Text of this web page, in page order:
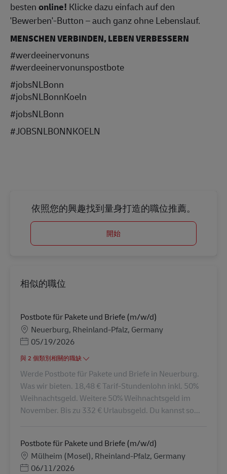
bestenonline! Klicke dazu einfach auf den
'Bewerben'-Button – auch ganz ohne Lebenslauf.
MENSCHEN VERBINDEN, LEBEN VERBESSERN
#werdeeinervonuns
#werdeeinervonunspostbote
#jobsNLBonn
#jobsNLBonnKoeln
#jobsNLBonn
#JOBSNLBONNKOELN
依照您的興趣找到量身打造的職位推薦。
開始
相似的職位
Postbote für Pakete und Briefe (m/w/d)
地點Neuerburg, Rheinland-Pfalz, Germany
Posted Date
05/19/2026
與 2 個類別相關的職缺
Werde Postbote für Pakete und Briefe in Neuerburg.
Was wir bieten. 18,48 € Tarif-Stundenlohn inkl. 50%
Weihnachtsgeld. Weitere 50% Weihnachtsgeld im
November. Bis zu 332 € Urlaubsgeld. Du kannst so...
Postbote für Pakete und Briefe (m/w/d)
地點Mülheim (Mosel), Rheinland-Pfalz, Germany
Posted Date
06/11/2026